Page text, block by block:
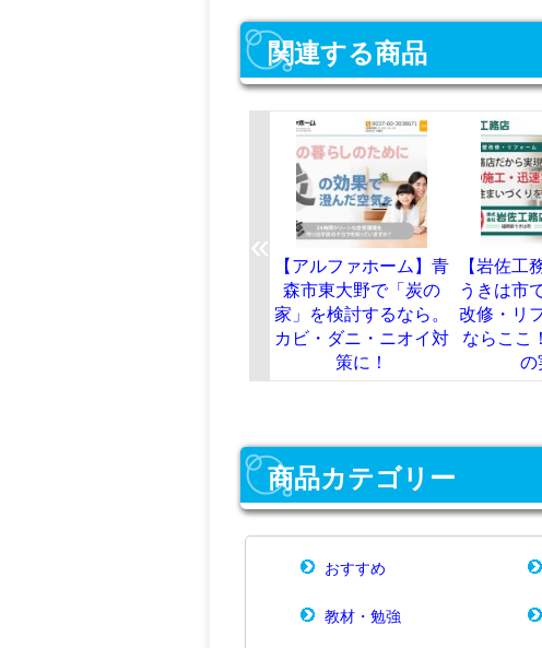
関連する商品
«
【アルファホーム】青
森市東大野で「炭の
家」を検討するなら。
カビ・ダニ・ニオイ対
【岩佐工務店】福岡県
うきは市で新築・外壁
改修・リフォームする
ならここ！創業100年
商品カテゴリー
おすすめ
教材・勉強